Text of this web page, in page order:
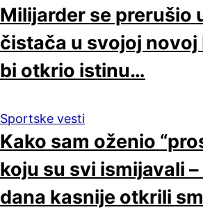
Milijarder se prerušio
čistača u svojoj
bi otkrio istinu…
Sportske vesti
Kako sam oženio
koju su svi ismijavali
dana kasnije otkrili